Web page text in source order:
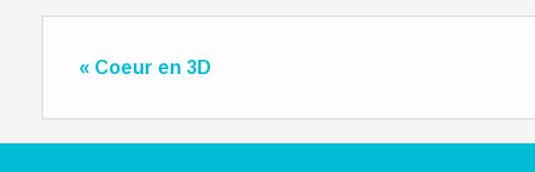
« Coeur en 3D